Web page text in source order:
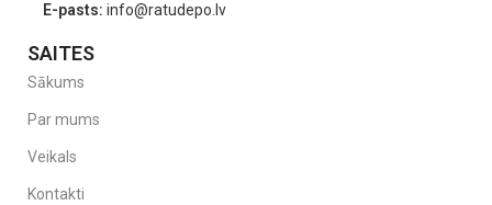
E-pasts: info@ratudepo.lv
SAITES
Sākums
Par mums
Veikals
Kontakti